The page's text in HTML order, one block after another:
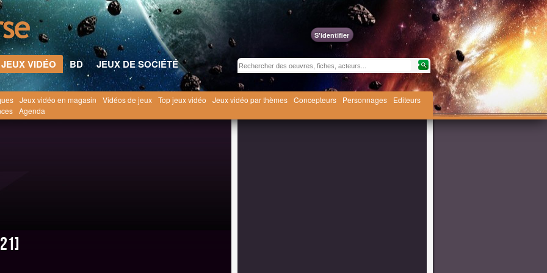
S'identifier
JEUX VIDÉO BD
JEUX DE SOCIÉTÉ
Jeux vidéo en magasin Vidéos de jeux Top jeux vidéo Jeux vidéo par thèmes Concepteurs Personnages
Editeurs
Agenda
Vidéo Shin Megami Tensei V [2021]